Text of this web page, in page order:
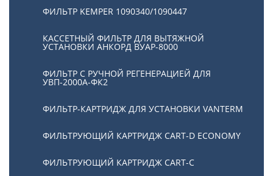
ФИЛЬТР KEMPER 1090340/1090447
КАССЕТНЫЙ ФИЛЬТР ДЛЯ ВЫТЯЖНОЙ
УСТАНОВКИ АНКОРД ВУАР-8000
ФИЛЬТР С РУЧНОЙ РЕГЕНЕРАЦИЕЙ ДЛЯ
УВП-2000А-ФК2
ФИЛЬТР-КАРТРИДЖ ДЛЯ УСТАНОВКИ VANTERM
ФИЛЬТРУЮЩИЙ КАРТРИДЖ CART-D ECONOMY
ФИЛЬТРУЮЩИЙ КАРТРИДЖ CART-C